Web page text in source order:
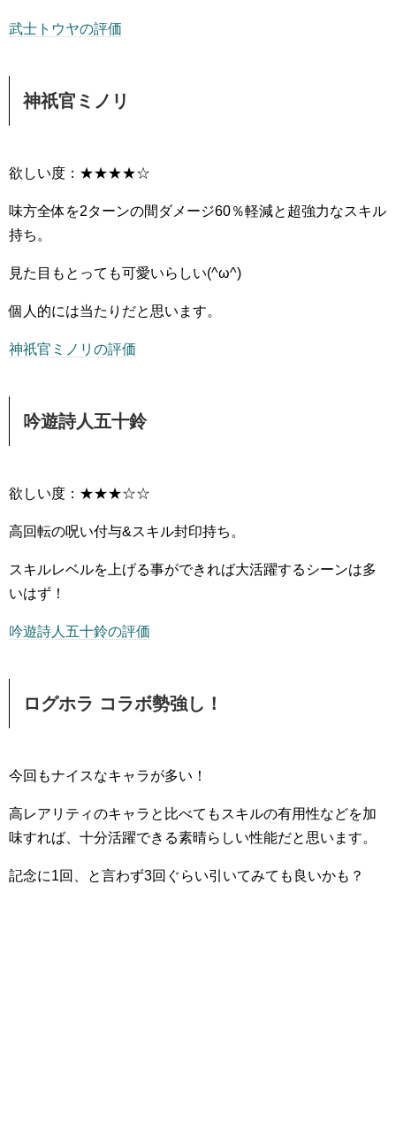
武士トウヤの評価
神祇官ミノリ
欲しい度：★★★★☆
味方全体を2ターンの間ダメージ60％軽減と超強力なスキル
持ち。
見た目もとっても可愛いらしい(^ω^)
個人的には当たりだと思います。
神祇官ミノリの評価
吟遊詩人五十鈴
欲しい度：★★★☆☆
高回転の呪い付与&スキル封印持ち。
スキルレベルを上げる事ができれば大活躍するシーンは多
いはず！
吟遊詩人五十鈴の評価
ログホラ コラボ勢強し！
今回もナイスなキャラが多い！
高レアリティのキャラと比べてもスキルの有用性などを加
味すれば、十分活躍できる素晴らしい性能だと思います。
記念に1回、と言わず3回ぐらい引いてみても良いかも？